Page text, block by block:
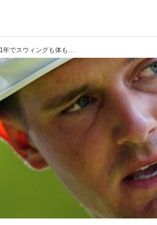
【ブライソン・デシャンボー】たった1年でスウィングも体も激変。ワイドスタンスでタメが生まれた、今季のスウィングとは?